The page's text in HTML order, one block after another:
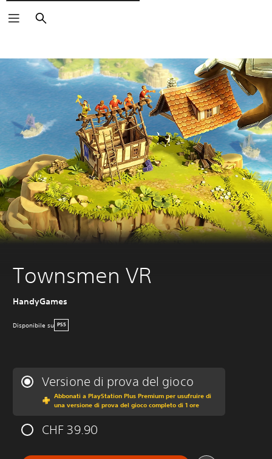
Cerca
Townsmen VR
HandyGames
Disponibile su PS5
Versione di prova del gioco
Abbonati a PlayStation Plus Premium per usufruire di
una versione di prova del gioco completo di 1 ore
CHF 39.90